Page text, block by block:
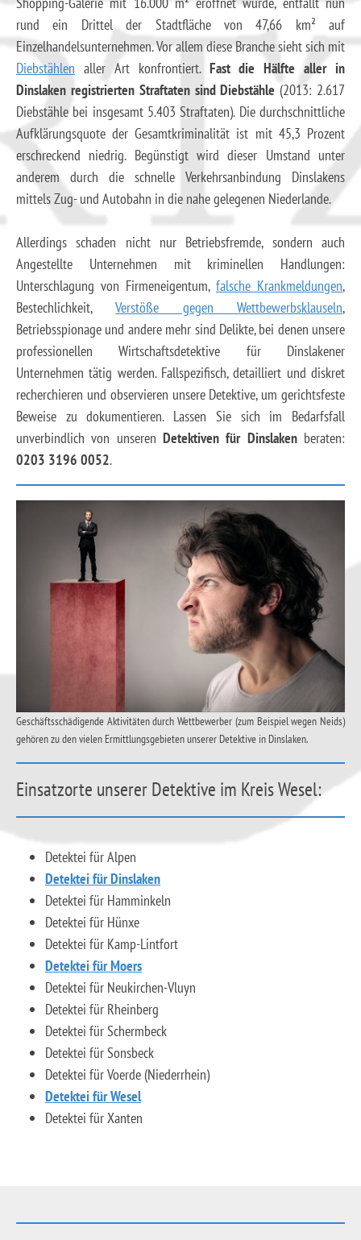
rund ein Drittel der Stadtfläche von 47,66 km² auf
Einzelhandelsunternehmen. Vor allem diese Branche sieht sich mit
Diebstählen aller Art konfrontiert. Fast die Hälfte aller in
Dinslaken registrierten Straftaten sind Diebstähle (2013: 2.617
Diebstähle bei insgesamt 5.403 Straftaten). Die durchschnittliche
Aufklärungsquote der Gesamtkriminalität ist mit 45,3 Prozent
erschreckend niedrig. Begünstigt wird dieser Umstand unter
anderem durch die schnelle Verkehrsanbindung Dinslakens
mittels Zug- und Autobahn in die nahe gelegenen Niederlande.
Allerdings schaden nicht nur Betriebsfremde, sondern auch
Angestellte Unternehmen mit kriminellen Handlungen:
Unterschlagung von Firmeneigentum, falsche Krankmeldungen,
Bestechlichkeit,Verstöße gegen Wettbewerbsklauseln,
Betriebsspionage und andere mehr sind Delikte, bei denen unsere
professionellen Wirtschaftsdetektive für Dinslakener
Unternehmen tätig werden. Fallspezifisch, detailliert und diskret
recherchieren und observieren unsere Detektive, um gerichtsfeste
Beweise zu dokumentieren. Lassen Sie sich im Bedarfsfall
unverbindlich von unseren Detektiven für Dinslakenberaten:
0203 3196 0052.
Geschäftsschädigende Aktivitäten durch Wettbewerber (zum Beispiel wegen Neids)
gehören zu den vielen Ermittlungsgebieten unserer Detektive in Dinslaken.
Einsatzorte unserer Detektive im Kreis Wesel:
Detektei für Alpen
Detektei für Dinslaken
Detektei für Hamminkeln
Detektei für Hünxe
Detektei für Kamp-Lintfort
Detektei für Moers
Detektei für Neukirchen-Vluyn
Detektei für Rheinberg
Detektei für Schermbeck
Detektei für Sonsbeck
Detektei für Voerde (Niederrhein)
Detektei für Wesel
Detektei für Xanten